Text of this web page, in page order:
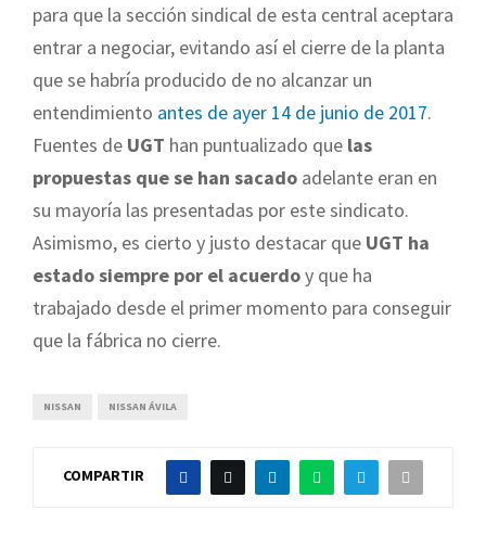
para que la sección sindical de esta central aceptara
entrar a negociar, evitando así el cierre de la planta
que se habría producido de no alcanzar un
entendimiento antes de ayer 14 de junio de 2017.
Fuentes de UGT han puntualizado que las
propuestas que se han sacado adelante eran en
su mayoría las presentadas por este sindicato.
Asimismo, es cierto y justo destacar que UGT ha
estado siempre por el acuerdoy que ha
trabajado desde el primer momento para conseguir
que la fábrica no cierre.
NISSAN NISSAN ÁVILA
COMPARTIR